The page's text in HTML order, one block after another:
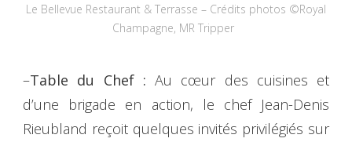
Le Bellevue Restaurant & Terrasse – Crédits photos ©Royal
Champagne, MR Tripper
–Table du Chef : Au cœur des cuisines et
d’une brigade en action, le chef Jean-Denis
Rieubland reçoit quelques invités privilégiés sur